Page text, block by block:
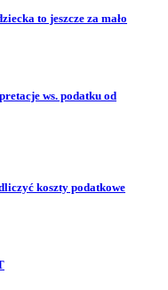
to jeszcze za mało
ws. podatku od
koszty podatkowe